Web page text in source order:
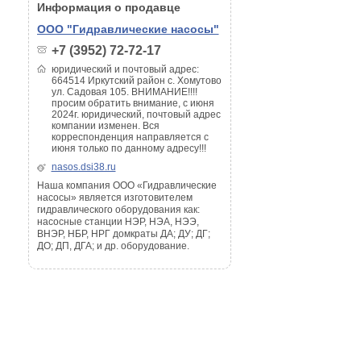
Информация о продавце
ООО "Гидравлические насосы"
+7 (3952) 72-72-17
юридический и почтовый адрес:
664514 Иркутский район с. Хомутово
ул. Садовая 105. ВНИМАНИЕ!!!!
просим обратить внимание, с июня
2024г. юридический, почтовый адрес
компании изменен. Вся
корреспонденция направляется с
июня только по данному адресу!!!
nasos.dsi38.ru
Наша компания ООО «Гидравлические
насосы» является изготовителем
гидравлического оборудования как:
насосные станции НЭР, НЭА, НЭЭ,
ВНЭР, НБР, НРГ домкраты ДА; ДУ; ДГ;
ДО; ДП, ДГА; и др. оборудование.